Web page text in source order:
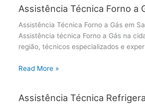
Assistência Técnica Forno a
Assistência Técnica Forno a Gás em
Assistência técnica Forno a Gás na
região, técnicos especializados e
Read More »
Assistência Técnica